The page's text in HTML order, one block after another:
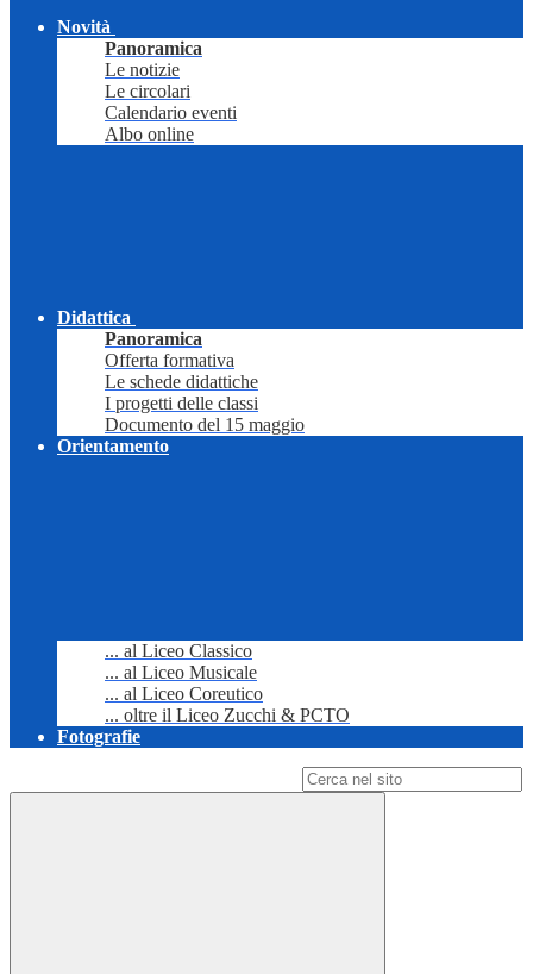
Novità
Panoramica
Le notizie
Le circolari
Calendario eventi
Albo online
Didattica
Panoramica
Offerta formativa
Le schede didattiche
I progetti delle classi
Documento del 15 maggio
Orientamento
... al Liceo Classico
... al Liceo Musicale
... al Liceo Coreutico
... oltre il Liceo Zucchi & PCTO
Fotografie